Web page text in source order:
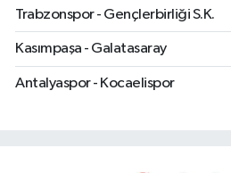
Trabzonspor - Gençlerbirliği S.K.
Kasımpaşa - Galatasaray
Antalyaspor - Kocaelispor